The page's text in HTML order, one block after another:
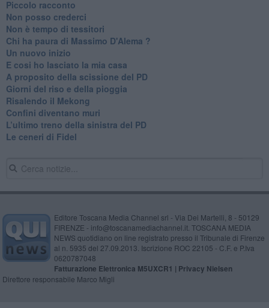
Piccolo racconto
Non posso crederci
Non è tempo di tessitori
Chi ha paura di Massimo D'Alema ?
Un nuovo inizio
​E cosi ho lasciato la mia casa
A proposito della scissione del PD
​Giorni del riso e della pioggia
Risalendo il Mekong
Confini diventano muri
L’ultimo treno della sinistra del PD
Le ceneri di Fidel
Editore Toscana Media Channel srl - Via Dei Martelli, 8 - 50129
FIRENZE - info@toscanamediachannel.it. TOSCANA MEDIA
NEWS quotidiano on line registrato presso il Tribunale di Firenze
al n. 5935 del 27.09.2013. Iscrizione ROC 22105 - C.F. e P.Iva
0620787048
Fatturazione Elettronica M5UXCR1 | Privacy Nielsen
Direttore responsabile Marco Migli